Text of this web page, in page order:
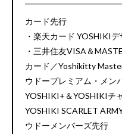
カード先行
・楽天カード YOSHIKI
・三井住友VISA＆
カード／Yoshikitty
ウドープレミアム・メン
YOSHIKI+＆YOSHIKIチ
YOSHIKI SCARLET
ウドーメンバーズ先行